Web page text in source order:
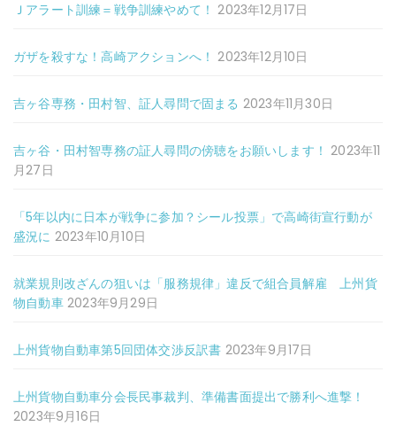
Ｊアラート訓練＝戦争訓練やめて！ 2023年12月17日
ガザを殺すな！高崎アクションへ！ 2023年12月10日
吉ヶ谷専務・田村智、証人尋問で固まる 2023年11月30日
吉ヶ谷・田村智専務の証人尋問の傍聴をお願いします！ 2023年11
月27日
「5年以内に日本が戦争に参加？シール投票」で高崎街宣行動が
盛況に 2023年10月10日
就業規則改ざんの狙いは「服務規律」違反で組合員解雇 上州貨
物自動車 2023年9月29日
上州貨物自動車第5回団体交渉反訳書 2023年9月17日
上州貨物自動車分会長民事裁判、準備書面提出で勝利へ進撃！
2023年9月16日